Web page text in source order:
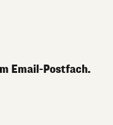
Email-Postfach.